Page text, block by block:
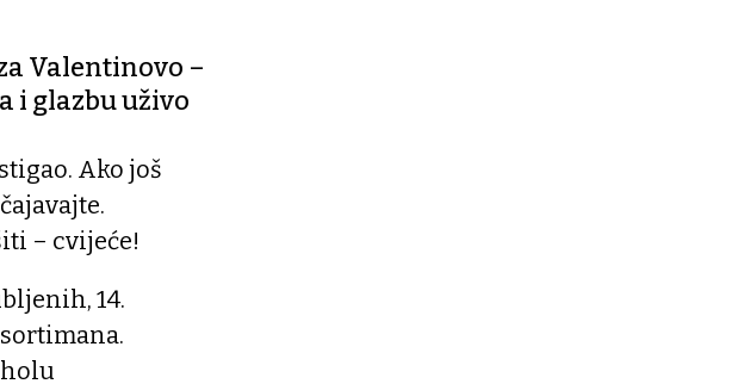
Valentinovo –
i glazbu uživo
Ako još
– cvijeće!
14.
holu